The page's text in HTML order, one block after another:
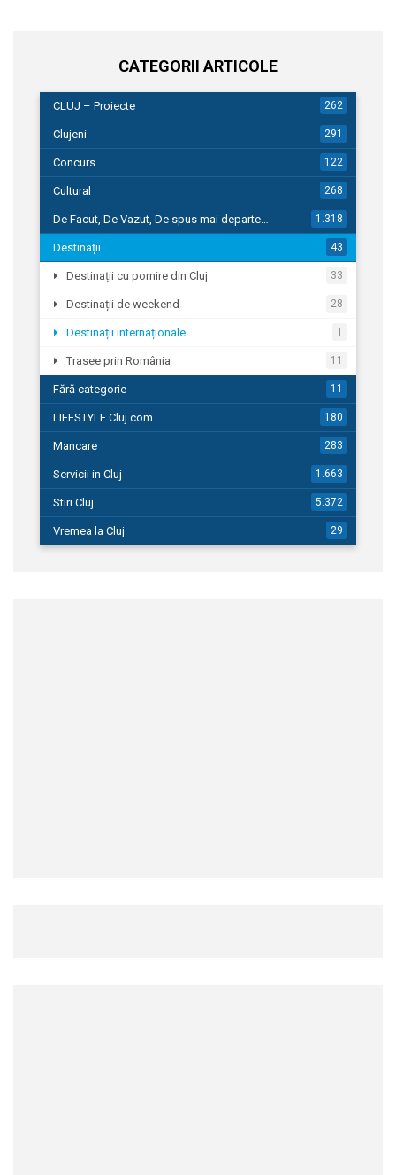
CATEGORII ARTICOLE
CLUJ – Proiecte 262
Clujeni 291
Concurs 122
Cultural 268
De Facut, De Vazut, De spus mai departe… 1.318
Destinații 43
Destinații cu pornire din Cluj 33
Destinații de weekend 28
Destinații internaționale 1
Trasee prin România 11
Fără categorie 11
LIFESTYLE Cluj.com 180
Mancare 283
Servicii in Cluj 1.663
Stiri Cluj 5.372
Vremea la Cluj 29